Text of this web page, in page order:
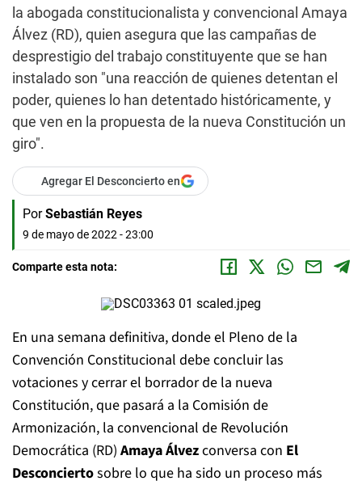
la abogada constitucionalista y convencional Amaya
Álvez (RD), quien asegura que las campañas de
desprestigio del trabajo constituyente que se han
instalado son "una reacción de quienes detentan el
poder, quienes lo han detentado históricamente, y
que ven en la propuesta de la nueva Constitución un
giro".
Agregar El Desconcierto en
Por Sebastián Reyes
9 de mayo de 2022 - 23:00
Comparte esta nota:
En una semana definitiva, donde el Pleno de la
Convención Constitucional debe concluir las
votaciones y cerrar el borrador de la nueva
Constitución, que pasará a la Comisión de
Armonización, la convencional de Revolución
Democrática (RD) Amaya Álvezconversa con El
Desconciertosobre lo que ha sido un proceso más